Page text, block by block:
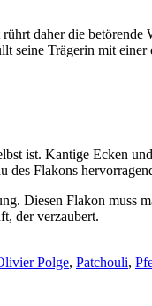
daher die
seine Trägerin mit
ist. Kantige Ecken
Flakons
Diesen Flakon muss
der verzaubert.
Polge, Patchouli,